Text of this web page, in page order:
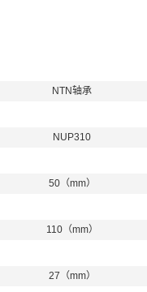
NTN轴承
NUP310
50（mm）
110（mm）
27（mm）